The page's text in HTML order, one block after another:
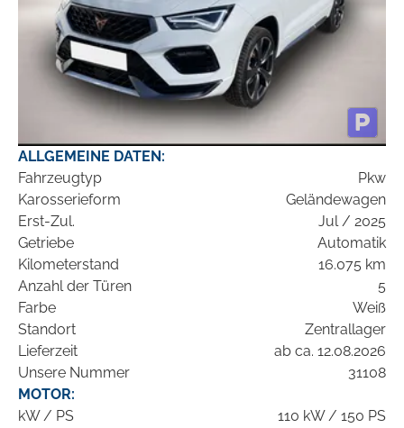
ALLGEMEINE DATEN:
Fahrzeugtyp
Pkw
Karosserieform
Geländewagen
Erst-Zul.
Jul / 2025
Getriebe
Automatik
Kilometerstand
16.075 km
Anzahl der Türen
5
Farbe
Weiß
Standort
Zentrallager
Lieferzeit
ab ca. 12.08.2026
Unsere Nummer
31108
MOTOR:
kW / PS
110 kW / 150 PS